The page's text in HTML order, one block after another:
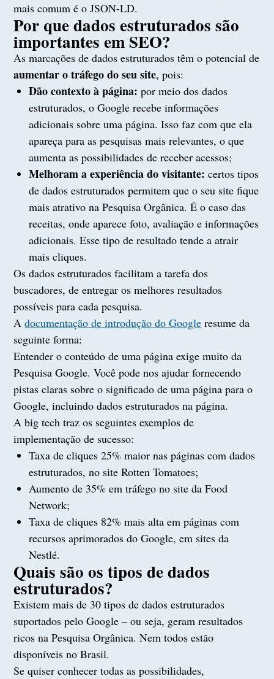
mais comum é o JSON-LD.
Por que dados estruturados são
importantes em SEO?
As marcações de dados estruturados têm o potencial de
aumentar o tráfego do seu site, pois:
Dão contexto à página:por meio dos dados
estruturados, o Google recebe informações
adicionais sobre uma página. Isso faz com que ela
apareça para as pesquisas mais relevantes, o que
aumenta as possibilidades de receber acessos;
Melhoram a experiência do visitante:certos tipos
de dados estruturados permitem que o seu site fique
mais atrativo na Pesquisa Orgânica. É o caso das
receitas, onde aparece foto, avaliação e informações
adicionais. Esse tipo de resultado tende a atrair
mais cliques.
Os dados estruturados facilitam a tarefa dos
buscadores, de entregar os melhores resultados
possíveis para cada pesquisa.
Adocumentação de introdução do Google resume da
seguinte forma:
Entender o conteúdo de uma página exige muito da
Pesquisa Google. Você pode nos ajudar fornecendo
pistas claras sobre o significado de uma página para o
Google, incluindo dados estruturados na página.
A big tech traz os seguintes exemplos de
implementação de sucesso:
Taxa de cliques 25% maior nas páginas com dados
estruturados, no site Rotten Tomatoes;
Aumento de 35% em tráfego no site da Food
Network;
Taxa de cliques 82% mais alta em páginas com
recursos aprimorados do Google, em sites da
Nestlé.
Quais são os tipos de dados
estruturados?
Existem mais de 30 tipos de dados estruturados
suportados pelo Google – ou seja, geram resultados
ricos na Pesquisa Orgânica. Nem todos estão
disponíveis no Brasil.
Se quiser conhecer todas as possibilidades,